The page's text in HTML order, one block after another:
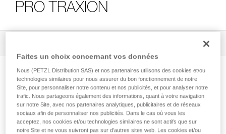
PRO TRAXION
Charge d'utilisation en situation de secours
Faites un choix concernant vos données
Nous (PETZL Distribution SAS) et nos partenaires utilisons des cookies et/ou
technologies similaires pour nous assurer du bon fonctionnement de notre
Site, pour personnaliser notre contenu et nos publicités, et pour analyser notre
trafic. Nous partageons également des informations, quant à votre navigation
sur notre Site, avec nos partenaires analytiques, publicitaires et de réseaux
sociaux afin de personnaliser nos publicités. Dans le cas où vous les
acceptez, nos cookies et/ou technologies similaires ne sont actifs que sur
notre Site et ne vous suivront pas sur d’autres sites web. Les cookies et/ou